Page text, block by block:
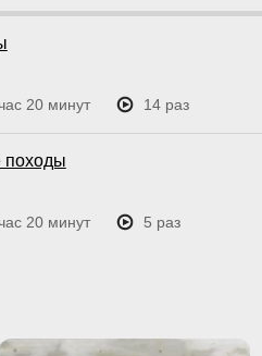
20 минут 14 раз
походы
20 минут 5 раз